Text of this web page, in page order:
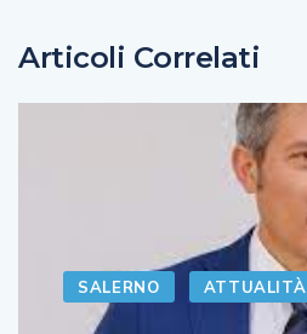
Articoli Correlati
SALERNO ATTUALITÀ